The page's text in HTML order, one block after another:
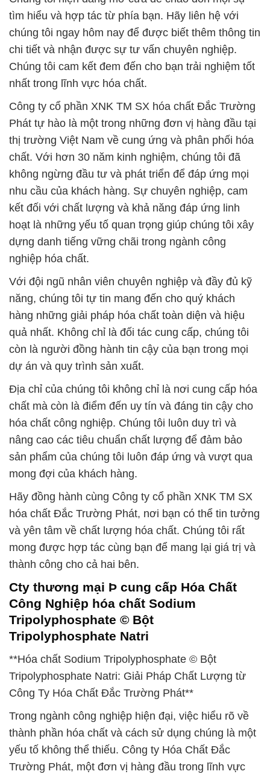
tìm hiểu và hợp tác từ phía bạn. Hãy liên hệ với
chúng tôi ngay hôm nay để được biết thêm thông tin
chi tiết và nhận được sự tư vấn chuyên nghiệp.
Chúng tôi cam kết đem đến cho bạn trải nghiệm tốt
nhất trong lĩnh vực hóa chất.
Công ty cổ phần XNK TM SX hóa chất Đắc Trường
Phát tự hào là một trong những đơn vị hàng đầu tại
thị trường Việt Nam về cung ứng và phân phối hóa
chất. Với hơn 30 năm kinh nghiệm, chúng tôi đã
không ngừng đầu tư và phát triển để đáp ứng mọi
nhu cầu của khách hàng. Sự chuyên nghiệp, cam
kết đối với chất lượng và khả năng đáp ứng linh
hoạt là những yếu tố quan trọng giúp chúng tôi xây
dựng danh tiếng vững chãi trong ngành công
nghiệp hóa chất.
Với đội ngũ nhân viên chuyên nghiệp và đầy đủ kỹ
năng, chúng tôi tự tin mang đến cho quý khách
hàng những giải pháp hóa chất toàn diện và hiệu
quả nhất. Không chỉ là đối tác cung cấp, chúng tôi
còn là người đồng hành tin cậy của bạn trong mọi
dự án và quy trình sản xuất.
Địa chỉ của chúng tôi không chỉ là nơi cung cấp hóa
chất mà còn là điểm đến uy tín và đáng tin cậy cho
hóa chất công nghiệp. Chúng tôi luôn duy trì và
nâng cao các tiêu chuẩn chất lượng để đảm bảo
sản phẩm của chúng tôi luôn đáp ứng và vượt qua
mong đợi của khách hàng.
Hãy đồng hành cùng Công ty cổ phần XNK TM SX
hóa chất Đắc Trường Phát, nơi bạn có thể tin tưởng
và yên tâm về chất lượng hóa chất. Chúng tôi rất
mong được hợp tác cùng bạn để mang lại giá trị và
thành công cho cả hai bên.
Cty thương mại Þ cung cấp Hóa Chất
Công Nghiệp hóa chất Sodium
Tripolyphosphate © Bột
Tripolyphosphate Natri
**Hóa chất Sodium Tripolyphosphate © Bột
Tripolyphosphate Natri: Giải Pháp Chất Lượng từ
Công Ty Hóa Chất Đắc Trường Phát**
Trong ngành công nghiệp hiện đại, việc hiểu rõ về
thành phần hóa chất và cách sử dụng chúng là một
yếu tố không thể thiếu. Công ty Hóa Chất Đắc
Trường Phát, một đơn vị hàng đầu trong lĩnh vực